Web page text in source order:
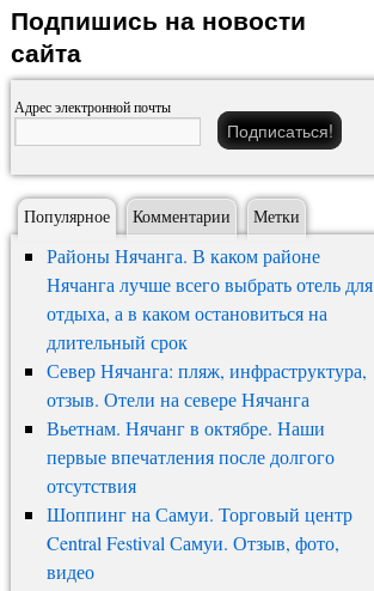
Подпишись на новости
сайта
Адрес электронной почты
Популярное Комментарии Метки
Районы Нячанга. В каком районе
Нячанга лучше всего выбрать отель для
отдыха, а в каком остановиться на
длительный срок
Север Нячанга: пляж, инфраструктура,
отзыв. Отели на севере Нячанга
Вьетнам. Нячанг в октябре. Наши
первые впечатления после долгого
отсутствия
Шоппинг на Самуи. Торговый центр
Central Festival Самуи. Отзыв, фото,
видео